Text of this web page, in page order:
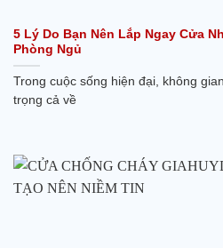
5 Lý Do Bạn Nên Lắp Ngay Cửa
Phòng Ngủ
Trong cuộc sống hiện đại, không
trọng cả về